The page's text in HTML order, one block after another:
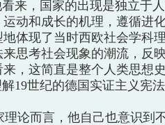
来，国家的出现是独立于
动和成长的机理，遵循进
体现了当时西欧社会学科
思考社会现象的潮流，反
，这简直是整个人类思想
19世纪的德国实证主义宪
论而言，他自己也意识到